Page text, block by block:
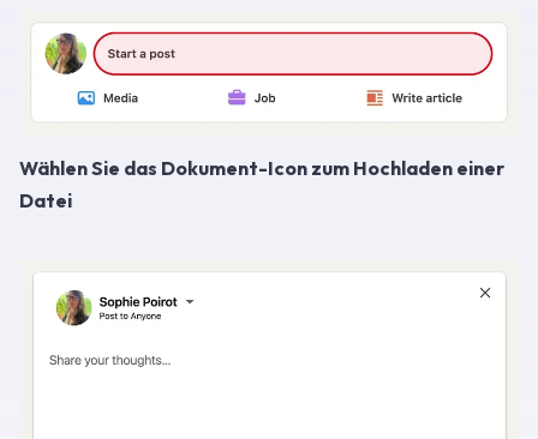
Wählen Sie das Dokument-Icon zum Hochladen einer
Datei